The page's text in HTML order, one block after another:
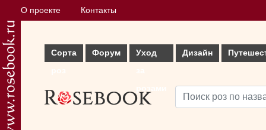
О проекте Контакты
Сорта
Форум
Уход
Дизайн